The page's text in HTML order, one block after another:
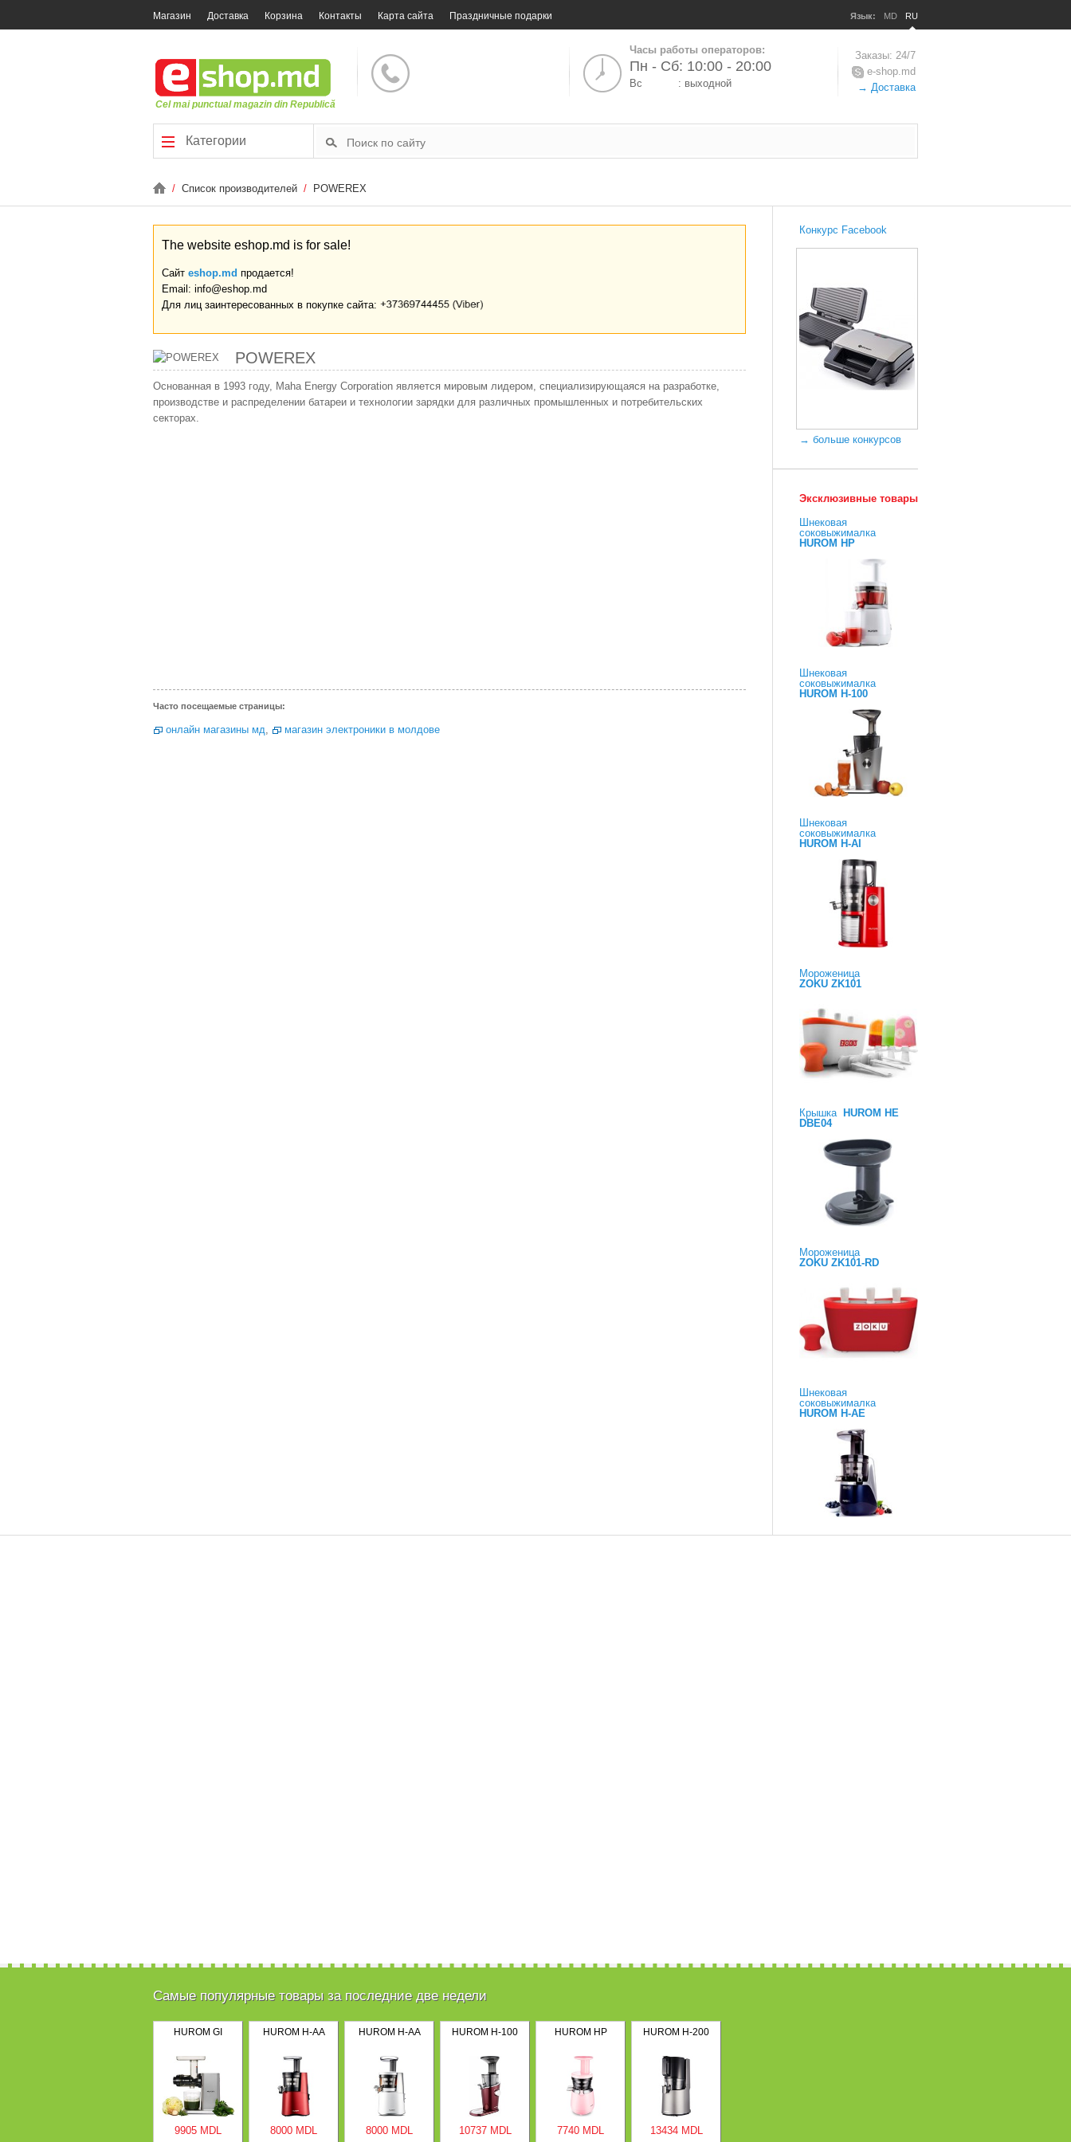
Магазин Доставка Корзина Контакты Карта сайта Праздничные подарки Язык: MD RU
Cel mai punctual magazin din Republică
Часы работы операторов:
Пн - Сб: 10:00 - 20:00
Вс : выходной
Заказы: 24/7
e-shop.md
→ Доставка
Категории
/ Список производителей / POWEREX
The website eshop.md is for sale!
Сайт eshop.md продается!
Email: info@eshop.md
Для лиц заинтересованных в покупке сайта:
POWEREX
Основанная в 1993 году, Maha Energy Corporation является мировым лидером, специализирующаяся на разработке,
производстве и распределении батареи и технологии зарядки для различных промышленных и потребительских
секторах.
Часто посещаемые страницы:
онлайн магазины мд, магазин электроники в молдове
Конкурс Facebook
→ больше конкурсов
Эксклюзивные товары
Шнековая
соковыжималка
HUROM HP
Шнековая
соковыжималка
HUROM H-100
Шнековая
соковыжималка
HUROM H-AI
Мороженица
ZOKU ZK101
Крышка
HUROM HE
DBE04
Мороженица
ZOKU ZK101-RD
Шнековая
соковыжималка
HUROM H-AE
Самые популярные товары за последние две недели
HUROM GI
9905 MDL
HUROM H-AA
8000 MDL
HUROM H-AA
8000 MDL
HUROM H-100
10737 MDL
HUROM HP
7740 MDL
HUROM H-200
13434 MDL